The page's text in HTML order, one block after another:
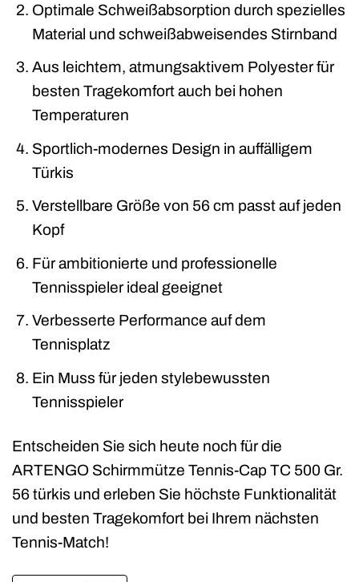
Optimale Schweißabsorption durch spezielles
Material und schweißabweisendes Stirnband
Aus leichtem, atmungsaktivem Polyester für
besten Tragekomfort auch bei hohen
Temperaturen
Sportlich-modernes Design in auffälligem
Türkis
Verstellbare Größe von 56 cm passt auf jeden
Kopf
Für ambitionierte und professionelle
Tennisspieler ideal geeignet
Verbesserte Performance auf dem
Tennisplatz
Ein Muss für jeden stylebewussten
Tennisspieler
Entscheiden Sie sich heute noch für die
ARTENGO Schirmmütze Tennis-Cap TC 500 Gr.
56 türkis und erleben Sie höchste Funktionalität
und besten Tragekomfort bei Ihrem nächsten
Tennis-Match!